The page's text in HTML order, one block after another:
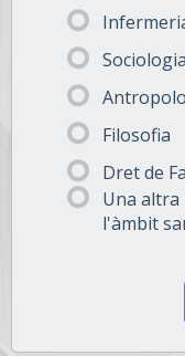
Sociologia
Filosofia
Dret de
Una
l'àmbit